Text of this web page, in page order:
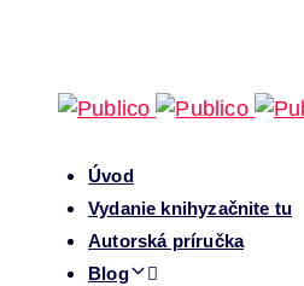
Úvod
Vydanie knihyzačnite tu
Autorská príručka
Blog